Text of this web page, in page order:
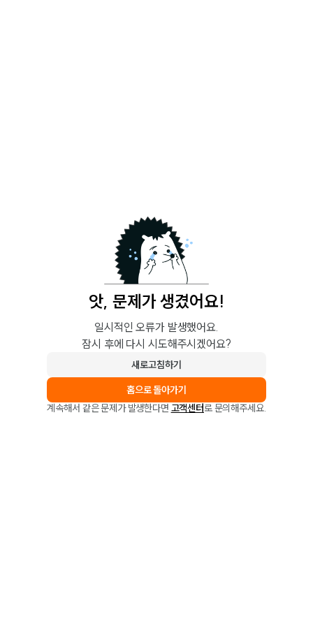
앗, 문제가 생겼어요!
일시적인 오류가 발생했어요.
잠시 후에 다시 시도해주시겠어요?
새로고침하기
홈으로 돌아가기
계속해서 같은 문제가 발생한다면 고객센터로 문의해주세요.